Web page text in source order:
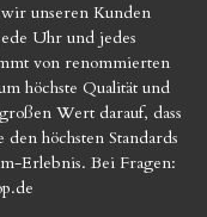
unseren Kunden
Uhr und jedes
von renommierten
höchste Qualität und
Wert darauf, dass
höchsten Standards
Erlebnis. Bei Fragen: